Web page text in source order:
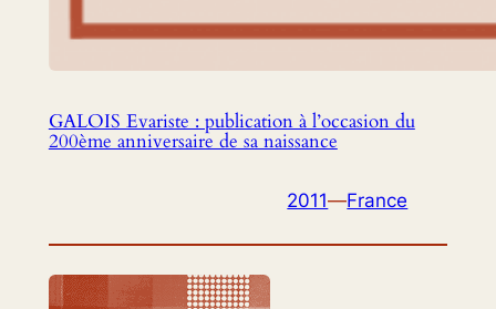
GALOIS Evariste : publication à l’occasion du
200ème anniversaire de sa naissance
2011—France